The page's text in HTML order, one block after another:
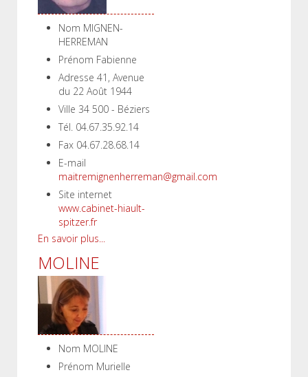
Nom MIGNEN-
HERREMAN
Prénom Fabienne
Adresse 41, Avenue
du 22 Août 1944
Ville 34 500 - Béziers
Tél. 04.67.35.92.14
Fax 04.67.28.68.14
E-mail
maitremignenherreman@gmail.com
Site internet
www.cabinet-hiault-
spitzer.fr
En savoir plus...
MOLINE
Nom MOLINE
Prénom Murielle